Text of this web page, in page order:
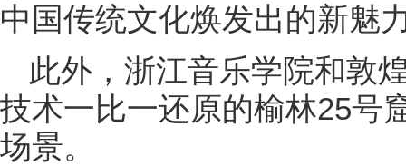
中国传统文化焕发出的新魅
此外，浙江音乐学院和敦
技术一比一还原的榆林25号
场景。